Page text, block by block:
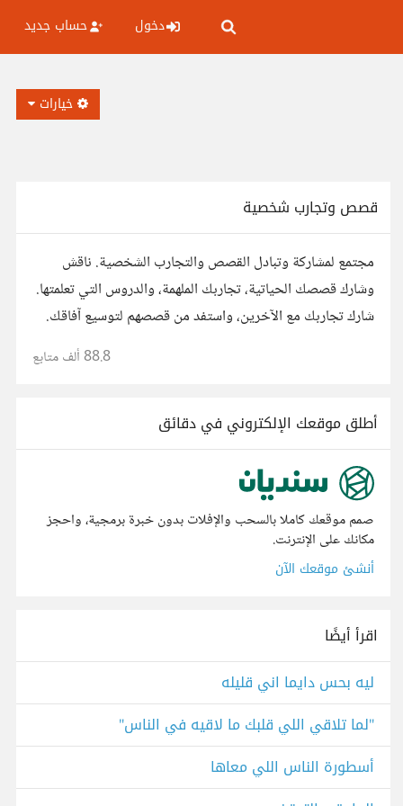
دخول حساب جديد
خيارات
قصص وتجارب شخصية
مجتمع لمشاركة وتبادل القصص والتجارب الشخصية. ناقش
وشارك قصصك الحياتية، تجاربك الملهمة، والدروس التي تعلمتها.
شارك تجاربك مع الآخرين، واستفد من قصصهم لتوسيع آفاقك.
88.8 ألف متابع
أطلق موقعك الإلكتروني في دقائق
صمم موقعك كاملا بالسحب والإفلات بدون خبرة برمجية، واحجز
مكانك على الإنترنت.
أنشئ موقعك الآن
اقرأ أيضًا
ليه بحس دايما اني قليله
"لما تلاقي اللي قلبك ما لاقيه في الناس"
أسطورة الناس اللي معاها